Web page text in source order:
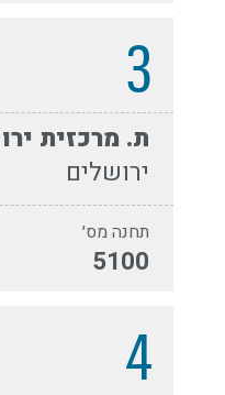
3
ת. מרכזית
ירושלים
תחנה מס׳
5100
4